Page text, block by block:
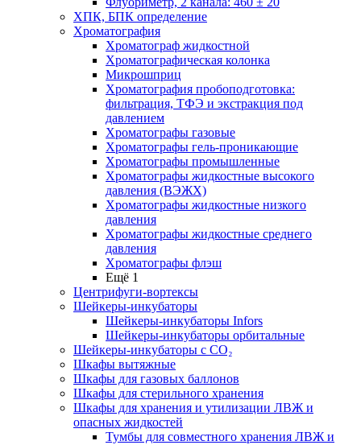
ХПК, БПК определение
Хроматография
Хроматограф жидкостной
Хроматографическая колонка
Микрошприц
Хроматография пробоподготовка:
фильтрация, ТФЭ и экстракция под
давлением
Хроматографы газовые
Хроматографы гель-проникающие
Хроматографы промышленные
Хроматографы жидкостные высокого
давления (ВЭЖХ)
Хроматографы жидкостные низкого
давления
Хроматографы жидкостные среднего
давления
Хроматографы флэш
Ещё 1
Центрифуги-вортексы
Шейкеры-инкубаторы
Шейкеры-инкубаторы Infors
Шейкеры-инкубаторы орбитальные
Шейкеры-инкубаторы с CО₂
Шкафы вытяжные
Шкафы для газовых баллонов
Шкафы для стерильного хранения
Шкафы для хранения и утилизации ЛВЖ и
опасных жидкостей
Тумбы для совместного хранения ЛВЖ и